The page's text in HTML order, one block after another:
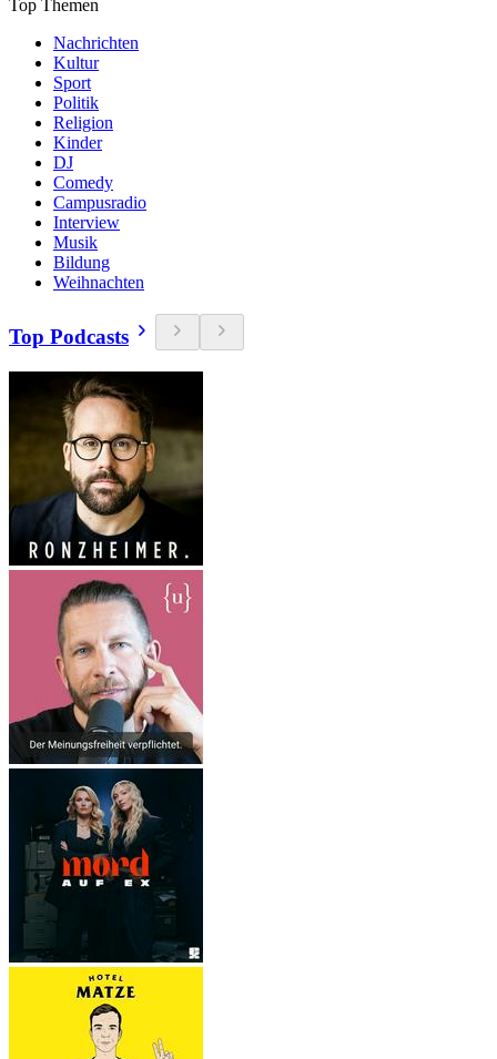
Top Themen
Nachrichten
Kultur
Sport
Politik
Religion
Kinder
DJ
Comedy
Campusradio
Interview
Musik
Bildung
Weihnachten
Top Podcasts